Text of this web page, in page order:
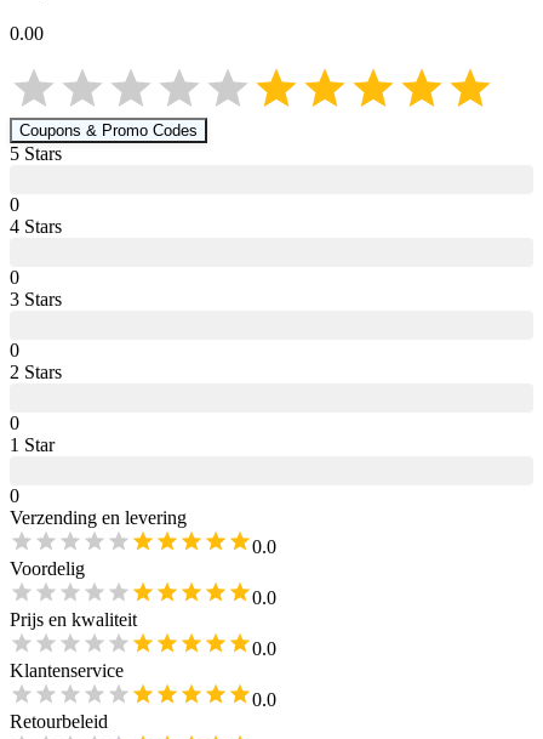
0.00
Coupons & Promo Codes
5 Stars
0
4 Stars
0
3 Stars
0
2 Stars
0
1 Star
0
Verzending en levering
0.0
Voordelig
0.0
Prijs en kwaliteit
0.0
Klantenservice
0.0
Retourbeleid